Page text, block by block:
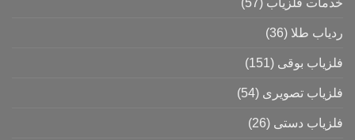
خدمات فلزیاب (57)
ردیاب طلا (36)
فلزیاب بوقی (151)
فلزیاب تصویری (54)
فلزیاب دستی (26)